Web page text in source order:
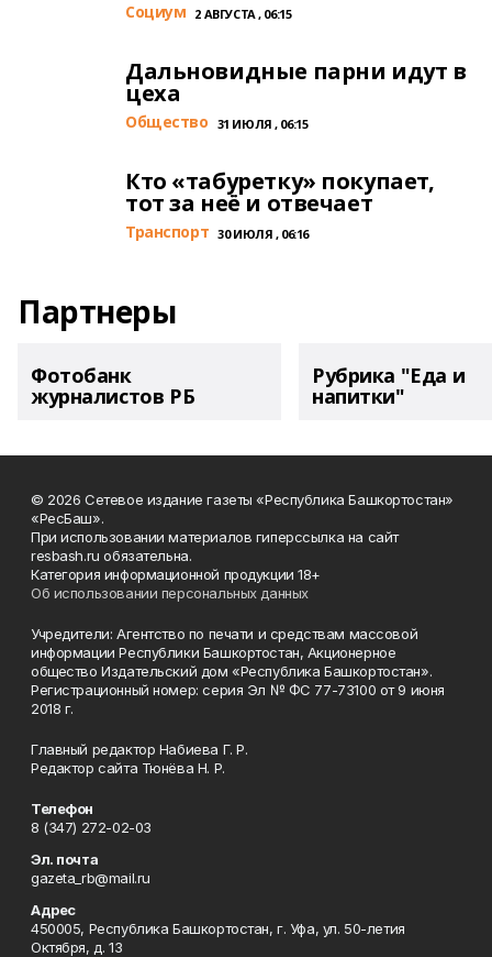
Cоциум 2 АВГУСТА , 06:15
Дальновидные парни идут в
цеха
Общество 31 ИЮЛЯ , 06:15
Кто «табуретку» покупает,
тот за неё и отвечает
Транспорт 30 ИЮЛЯ , 06:16
Партнеры
Фотобанк
журналистов РБ
Рубрика "Еда и
напитки"
© 2026 Сетевое издание газеты «Республика Башкортостан»
«РесБаш».
При использовании материалов гиперссылка на сайт
resbash.ru обязательна.
Категория информационной продукции 18+
Об использовании персональных данных
Учредители: Агентство по печати и средствам массовой
информации Республики Башкортостан, Акционерное
общество Издательский дом «Республика Башкортостан».
Регистрационный номер: серия Эл № ФС 77-73100 от 9 июня
2018 г.
Главный редактор Набиева Г. Р.
Редактор сайта Тюнёва Н. Р.
Телефон
8 (347) 272-02-03
Эл. почта
gazeta_rb@mail.ru
Адрес
450005, Республика Башкортостан, г. Уфа, ул. 50-летия
Октября, д. 13